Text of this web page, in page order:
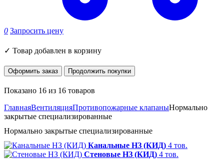
0 Запросить цену
✓ Товар добавлен в корзину
Оформить заказ Продолжить покупки
Показано 16 из 16 товаров
ГлавнаяВентиляцияПротивопожарные клапаныНормально
закрытые специализированные
Нормально закрытые специализированные
Канальные НЗ (КИД) 4 тов.
Стеновые НЗ (КИД) 4 тов.